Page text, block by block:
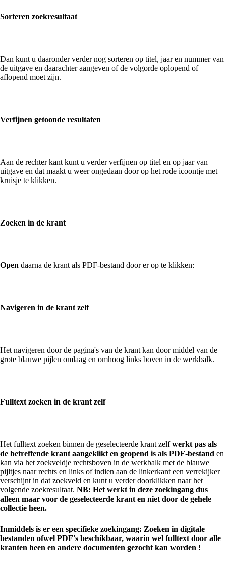
Sorteren zoekresultaat
Dan kunt u daaronder verder nog sorteren op titel, jaar en nummer van
de uitgave en daarachter aangeven of de volgorde oplopend of
aflopend moet zijn.
Verfijnen getoonde resultaten
Aan de rechter kant kunt u verder verfijnen op titel en op jaar van
uitgave en dat maakt u weer ongedaan door op het rode icoontje met
kruisje te klikken.
Zoeken in de krant
Open daarna de krant als PDF-bestand door er op te klikken:
Navigeren in de krant zelf
Het navigeren door de pagina's van de krant kan door middel van de
grote blauwe pijlen omlaag en omhoog links boven in de werkbalk.
Fulltext zoeken in de krant zelf
Het fulltext zoeken binnen de geselecteerde krant zelfwerkt pas als
de betreffende krant aangeklikt en geopend is als PDF-bestand en
kan via het zoekveldje rechtsboven in de werkbalk met de blauwe
pijltjes naar rechts en links of indien aan de linkerkant een verrekijker
verschijnt in dat zoekveld en kunt u verder doorklikken naar het
volgende zoekresultaat. NB: Het werkt in deze zoekingang dus
alleen maar voor de geselecteerde krant en niet door de gehele
collectie heen.
Inmiddels is er een specifieke zoekingang: Zoeken in digitale
bestanden ofwel PDF's beschikbaar, waarin wel fulltext door alle
kranten heen en andere documenten gezocht kan worden !